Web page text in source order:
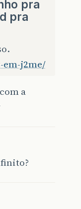
pra
pra
em-j2me/
a